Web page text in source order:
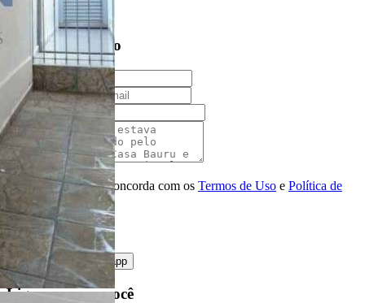
Entre em contato
Nome
E-mail
Telefone
Mensagem
Ao ENVIAR você concorda com os Termos de Uso e Política de
Privacidade
enviar mensagem
OU
converse pelo whatsapp
Ligamos para você